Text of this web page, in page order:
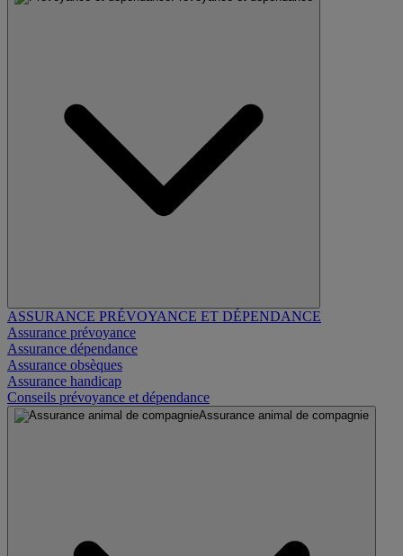
ASSURANCE PRÉVOYANCE ET DÉPENDANCE
Assurance prévoyance
Assurance dépendance
Assurance obsèques
Assurance handicap
Conseils prévoyance et dépendance
Assurance animal de compagnie